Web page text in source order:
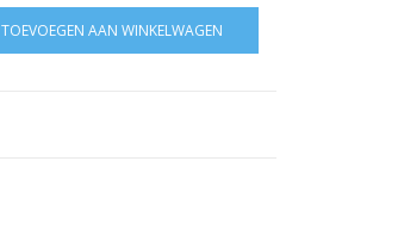
TOEVOEGEN AAN WINKELWAGEN